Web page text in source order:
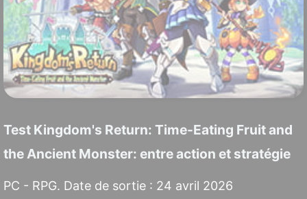
Test Kingdom's Return: Time-Eating Fruit and
the Ancient Monster: entre action et stratégie
PC - RPG. Date de sortie : 24 avril 2026